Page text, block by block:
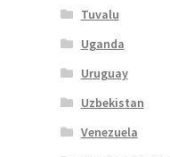
Tuvalu
Uganda
Uruguay
Uzbekistan
Venezuela